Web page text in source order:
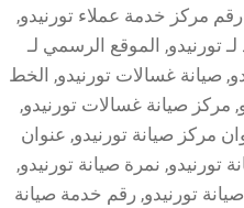
مركز خدمة عملاء تورنيدو,
لـ تورنيدو, الموقع الرسمي لـ
صيانة غسالات تورنيدو, الخط
مركز صيانة غسالات تورنيدو,
مركز صيانة تورنيدو, عنوان
تورنيدو, نمرة صيانة تورنيدو,
تورنيدو, رقم خدمة صيانة